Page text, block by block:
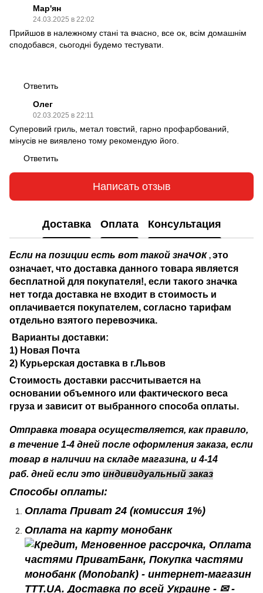
Мар'ян
24.03.2025 в 22:02
Прийшов в належному стані та вчасно, все ок, всім домашнім
сподобався, сьогодні будемо тестувати.
Ответить
Олег
02.03.2025 в 22:11
Суперовий гриль, метал товстий, гарно профарбований,
мінусів не виявлено тому рекомендую його.
Ответить
Написать отзыв
Доставка Оплата Консультация
Если на позиции есть вот такой значок , это
означает, что доставка данного товара является
бесплатной для покупателя!, если такого значка
нет тогда доставка не входит в стоимость и
оплачивается покупателем, согласно тарифам
отдельно взятого перевозчика.
Варианты доставки:
1) Новая Почта
2) Курьерская доставка в г.Львов
Стоимость доставки рассчитывается на
основании объемного или фактического веса
груза и зависит от выбранного способа оплаты.
Отправка товара осуществляется, как правило,
в течение 1-4 дней после оформления заказа, если
товар в наличии на складе магазина, и 4-14
раб. дней если это индивидуальный заказ
Способы оплаты:
Оплата Приват 24 (комиссия 1%)
Оплата на карту монобанк